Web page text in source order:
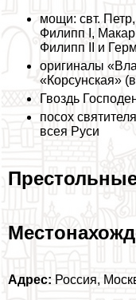
мощи: свт.
Филипп I,
Филипп II и
оригиналы
«Корсунская»
Гвоздь
посох
всея Руси
Адрес: Россия,